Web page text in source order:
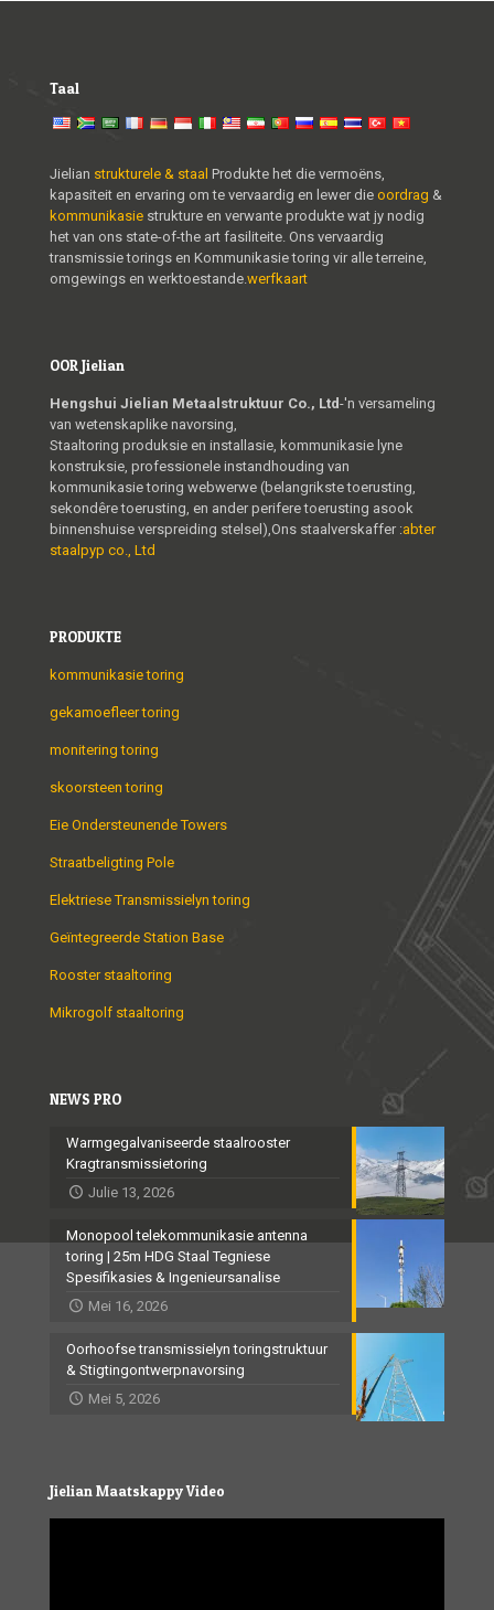
Taal
Jielian strukturele & staal Produkte het die vermoëns,
kapasiteit en ervaring om te vervaardig en lewer die oordrag &
kommunikasie strukture en verwante produkte wat jy nodig
het van ons state-of-the art fasiliteite. Ons vervaardig
transmissie torings en Kommunikasie toring vir alle terreine,
omgewings en werktoestande.werfkaart
OOR Jielian
Hengshui Jielian Metaalstruktuur Co., Ltd-'n versameling
van wetenskaplike navorsing,
Staaltoring produksie en installasie, kommunikasie lyne
konstruksie, professionele instandhouding van
kommunikasie toring webwerwe (belangrikste toerusting,
sekondêre toerusting, en ander perifere toerusting asook
binnenshuise verspreiding stelsel),Ons staalverskaffer :abter
staalpyp co., Ltd
PRODUKTE
kommunikasie toring
gekamoefleer toring
monitering toring
skoorsteen toring
Eie Ondersteunende Towers
Straatbeligting Pole
Elektriese Transmissielyn toring
Geïntegreerde Station Base
Rooster staaltoring
Mikrogolf staaltoring
NEWS PRO
Warmgegalvaniseerde staalrooster
Kragtransmissietoring
Julie 13, 2026
Monopool telekommunikasie antenna
toring | 25m HDG Staal Tegniese
Spesifikasies & Ingenieursanalise
Mei 16, 2026
Oorhoofse transmissielyn toringstruktuur
& Stigtingontwerpnavorsing
Mei 5, 2026
Jielian Maatskappy Video